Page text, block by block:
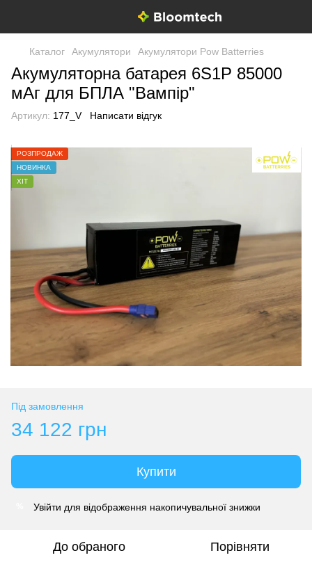
Каталог Акумулятори Акумулятори Pow Batterries
Акумуляторна батарея 6S1P 85000
мАг для БПЛА "Вампір"​
Артикул: 177_V Написати відгук
РОЗПРОДАЖ
НОВИНКА
ХІТ
Під замовлення
34 122 грн
Купити
Увійти для відображення накопичувальної знижки
До обраного Порівняти